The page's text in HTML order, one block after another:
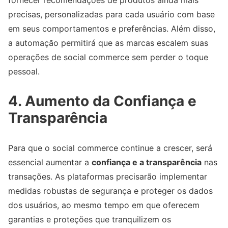
precisas, personalizadas para cada usuário com base
em seus comportamentos e preferências. Além disso,
a automação permitirá que as marcas escalem suas
operações de social commerce sem perder o toque
pessoal.
4. Aumento da Confiança e
Transparência
Para que o social commerce continue a crescer, será
essencial aumentar a confiança e a transparência nas
transações. As plataformas precisarão implementar
medidas robustas de segurança e proteger os dados
dos usuários, ao mesmo tempo em que oferecem
garantias e proteções que tranquilizem os